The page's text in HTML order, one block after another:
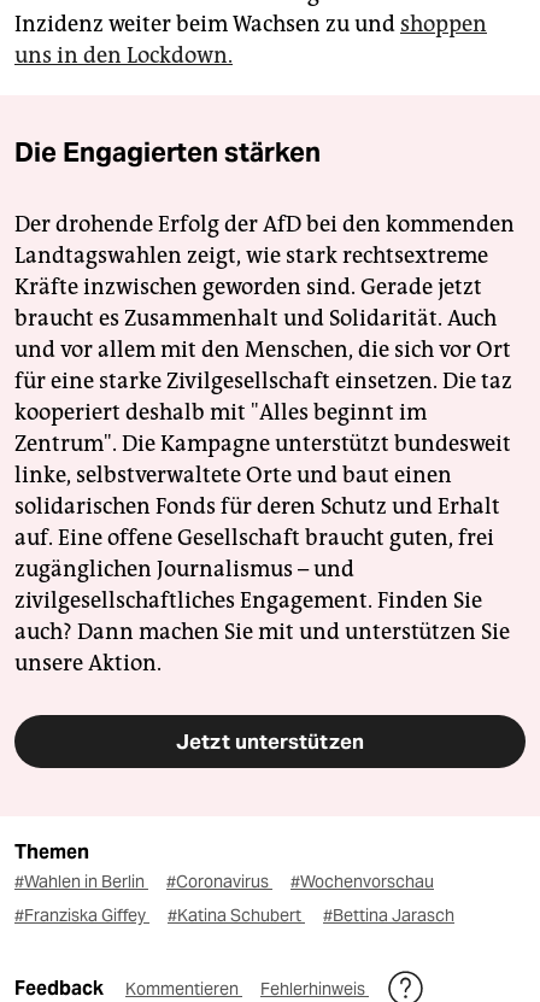
Inzidenz weiter beim Wachsen zu und shoppen
uns in den Lockdown.
Die Engagierten stärken
Der drohende Erfolg der AfD bei den kommenden
Landtagswahlen zeigt, wie stark rechtsextreme
Kräfte inzwischen geworden sind. Gerade jetzt
braucht es Zusammenhalt und Solidarität. Auch
und vor allem mit den Menschen, die sich vor Ort
für eine starke Zivilgesellschaft einsetzen. Die taz
kooperiert deshalb mit "Alles beginnt im
Zentrum". Die Kampagne unterstützt bundesweit
linke, selbstverwaltete Orte und baut einen
solidarischen Fonds für deren Schutz und Erhalt
auf. Eine offene Gesellschaft braucht guten, frei
zugänglichen Journalismus – und
zivilgesellschaftliches Engagement. Finden Sie
auch? Dann machen Sie mit und unterstützen Sie
unsere Aktion.
Jetzt unterstützen
Themen
#Wahlen in Berlin #Coronavirus
#Wochenvorschau
#Franziska Giffey
#Katina Schubert #Bettina Jarasch
Feedback Kommentieren Fehlerhinweis